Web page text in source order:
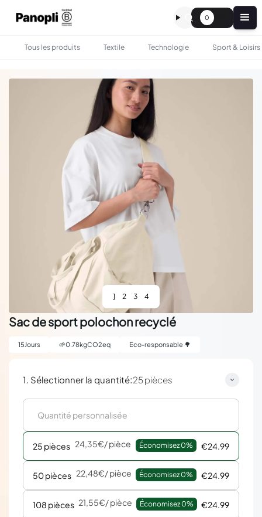
0
Tous les produits Textile Technologie Sport & Loisirs
1 2 3 4
Sac de sport polochon recyclé
15 Jours 🌱0.78kgCO2eq Eco-responsable 🌳
1. Sélectionner la quantité:25 pièces
25 pièces 24,35€/ pièce Économisez 0% €24.99
50 pièces 22,48€/ pièce Économisez 0% €24.99
108 pièces 21,55€/ pièce Économisez 0% €24.99